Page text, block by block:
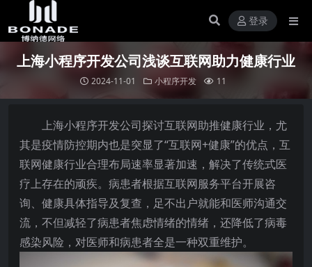
登录
上海小程序开发公司浅谈互联网助力健康行业
2024-11-01 小程序开发 11
上海小程序开发公司探讨互联网助推健康行业，尤
其是疫情防控期内也是突显了“互联网+健康”的优点，互
联网健康行业合理布局速率显著加速，解决了传统式医
疗上存在的顽疾。病患者根据互联网服务平台开展咨
询、健康具体指导及复查，足不出户就能和医师沟通交
流，不但减轻了病患者焦虑情绪的情绪，还降低了病毒
感染风险，对医师和病患者全是一种双重维护。